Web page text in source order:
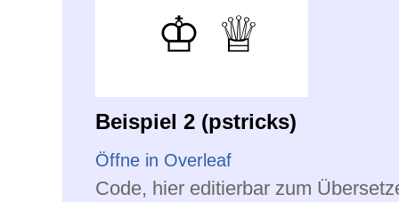
Beispiel 2 (pstricks)
Öffne in Overleaf
Code, hier editierbar zum